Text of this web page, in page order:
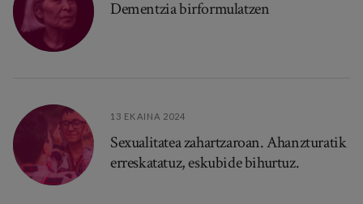
Dementzia birformulatzen
13 EKAINA 2024
Sexualitatea zahartzaroan. Ahanzturatik
erreskatatuz, eskubide bihurtuz.